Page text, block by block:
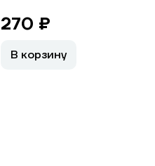
270 ₽
В корзину